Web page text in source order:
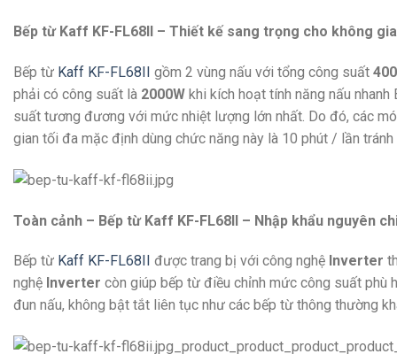
Bếp từ Kaff KF-FL68II – Thiết kế sang trọng cho không
Bếp từ Kaff KF-FL68II gồm 2 vùng nấu với tổng công suất
phải có công suất là 2000W khi kích hoạt tính năng nấu
suất tương đương với mức nhiệt lượng lớn nhất. Do đó, các
gian tối đa mặc định dùng chức năng này là 10 phút / lần tránh
Toàn cảnh – Bếp từ Kaff KF-FL68II – Nhập khẩu nguyên
Bếp từ Kaff KF-FL68II được trang bị với công nghệ Inverter
nghệ Inverter còn giúp bếp từ điều chỉnh mức công suất phù
đun nấu, không bật tắt liên tục như các bếp từ thông thường